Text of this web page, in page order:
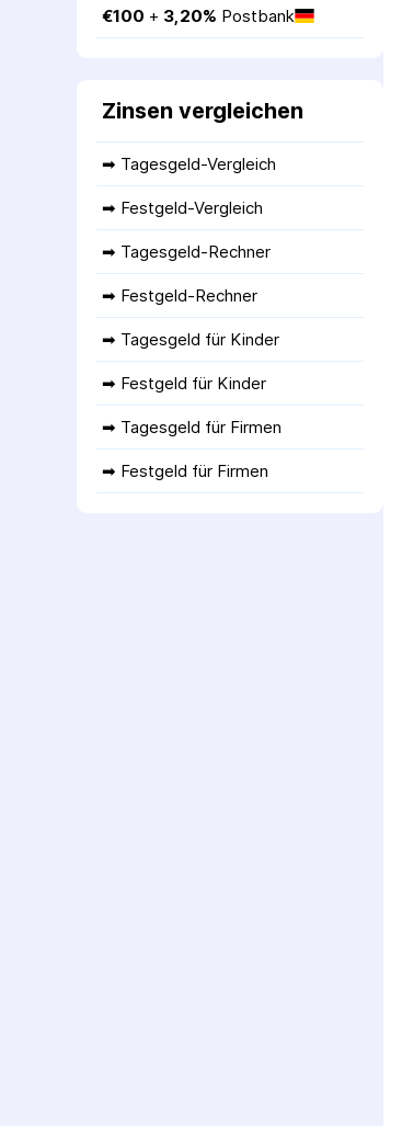
€100 + 3,20% Postbank
Zinsen vergleichen
➡ Tagesgeld-Vergleich
➡ Festgeld-Vergleich
➡ Tagesgeld-Rechner
➡ Festgeld-Rechner
➡ Tagesgeld für Kinder
➡ Festgeld für Kinder
➡ Tagesgeld für Firmen
➡ Festgeld für Firmen